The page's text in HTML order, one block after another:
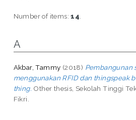
Number of items:14
A
Akbar, Tammy (2018) Pembangunan
menggunakan RFID dan thingspeak
thing. Other thesis, Sekolah Tinggi
Fikri.